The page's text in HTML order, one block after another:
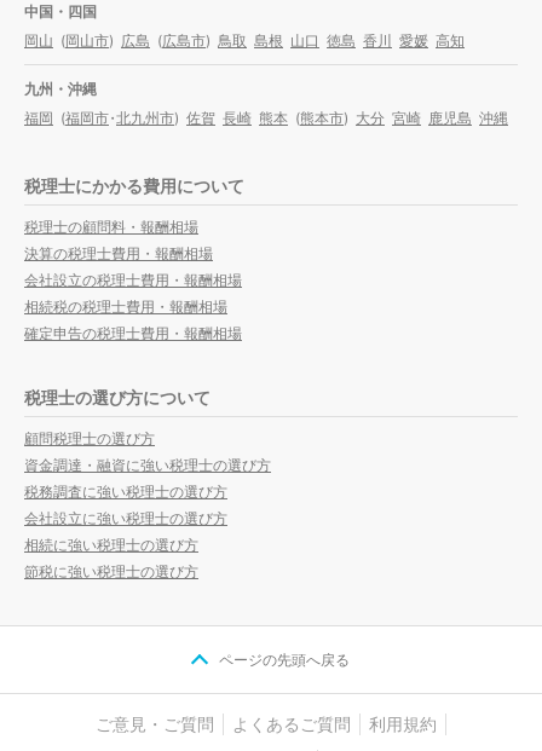
中国・四国
岡山 (岡山市) 広島 (広島市) 鳥取 島根 山口 徳島 香川 愛媛 高知
九州・沖縄
福岡 (福岡市・北九州市) 佐賀 長崎 熊本 (熊本市) 大分 宮崎 鹿児島 沖縄
税理士にかかる費用について
税理士の顧問料・報酬相場
決算の税理士費用・報酬相場
会社設立の税理士費用・報酬相場
相続税の税理士費用・報酬相場
確定申告の税理士費用・報酬相場
税理士の選び方について
顧問税理士の選び方
資金調達・融資に強い税理士の選び方
税務調査に強い税理士の選び方
会社設立に強い税理士の選び方
相続に強い税理士の選び方
節税に強い税理士の選び方
ページの先頭へ戻る
ご意見・ご質問 よくあるご質問
利用規約